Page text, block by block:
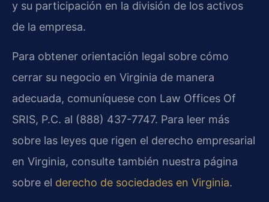
y su participación en la división de los activos
de la empresa.
Para obtener orientación legal sobre cómo
cerrar su negocio en Virginia de manera
adecuada, comuníquese con Law Offices Of
SRIS, P.C. al (888) 437-7747. Para leer más
sobre las leyes que rigen el derecho empresarial
en Virginia, consulte también nuestra página
sobre el derecho de sociedades en Virginia.